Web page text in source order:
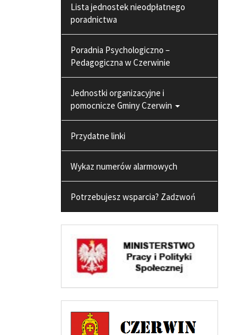
Lista jednostek nieodpłatnego
poradnictwa
Poradnia Psychologiczno –
Pedagogiczna w Czerwinie
Jednostki organizacyjne i
pomocnicze Gminy Czerwin
Przydatne linki
Wykaz numerów alarmowych
Potrzebujesz wsparcia? Zadzwoń